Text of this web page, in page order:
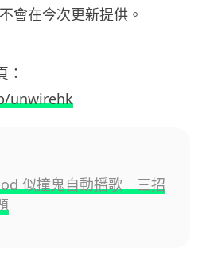
會在今次更新提供。
unwirehk
似撞鬼自動播歌 三招